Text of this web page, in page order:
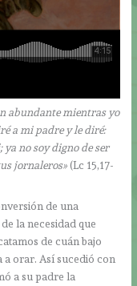
abundante mientras yo
a mi padre y le diré:
ya no soy digno de ser
jornaleros»(Lc 15,17-
de una
la necesidad que
de cuán bajo
a orar. Así sucedió con
a su padre la